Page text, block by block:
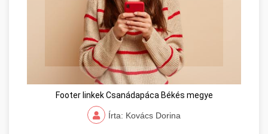
Footer linkek Csanádapáca Békés megye
Írta: Kovács Dorina